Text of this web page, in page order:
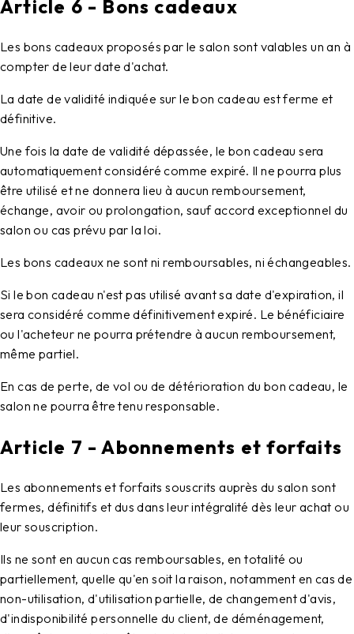
Article 6 - Bons cadeaux
Les bons cadeaux proposés par le salon sont valables un an à
compter de leur date d'achat.
La date de validité indiquée sur le bon cadeau est ferme et
définitive.
Une fois la date de validité dépassée, le bon cadeau sera
automatiquement considéré comme expiré. Il ne pourra plus
être utilisé et ne donnera lieu à aucun remboursement,
échange, avoir ou prolongation, sauf accord exceptionnel du
salon ou cas prévu par la loi.
Les bons cadeaux ne sont ni remboursables, ni échangeables.
Si le bon cadeau n'est pas utilisé avant sa date d'expiration, il
sera considéré comme définitivement expiré. Le bénéficiaire
ou l'acheteur ne pourra prétendre à aucun remboursement,
même partiel.
En cas de perte, de vol ou de détérioration du bon cadeau, le
salon ne pourra être tenu responsable.
Article 7 - Abonnements et forfaits
Les abonnements et forfaits souscrits auprès du salon sont
fermes, définitifs et dus dans leur intégralité dès leur achat ou
leur souscription.
Ils ne sont en aucun cas remboursables, en totalité ou
partiellement, quelle qu'en soit la raison, notamment en cas de
non-utilisation, d'utilisation partielle, de changement d'avis,
d'indisponibilité personnelle du client, de déménagement,